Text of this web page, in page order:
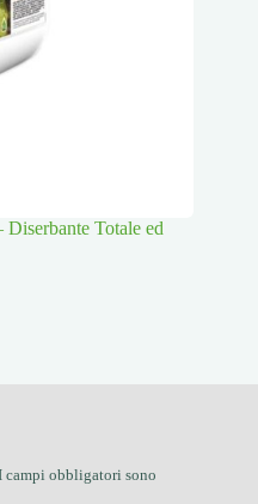
Totale ed
campi obbligatori sono